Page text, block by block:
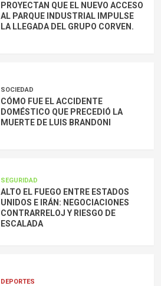
PROYECTAN QUE EL NUEVO ACCESO
AL PARQUE INDUSTRIAL IMPULSE
LA LLEGADA DEL GRUPO CORVEN.
SOCIEDAD
CÓMO FUE EL ACCIDENTE
DOMÉSTICO QUE PRECEDIÓ LA
MUERTE DE LUIS BRANDONI
SEGURIDAD
ALTO EL FUEGO ENTRE ESTADOS
UNIDOS E IRÁN: NEGOCIACIONES
CONTRARRELOJ Y RIESGO DE
ESCALADA
DEPORTES